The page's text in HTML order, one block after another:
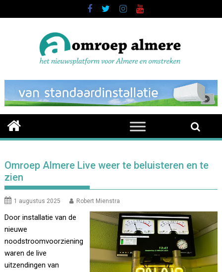
to
Omroep Almere Live weer te beluisteren en te
zien
1 augustus 2025 Robert Mienstra
Door installatie van de
nieuwe
noodstroomvoorziening
waren de live
uitzendingen van